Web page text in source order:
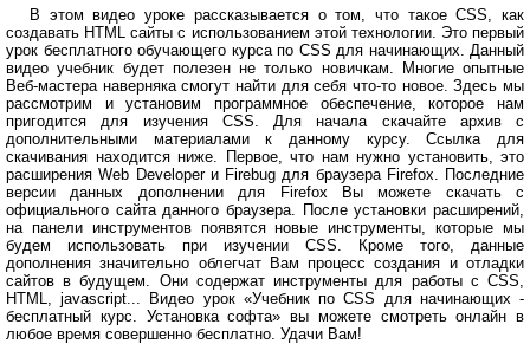
В этом видео уроке рассказывается о том, что такое CSS, как
создавать HTML сайты с использованием этой технологии. Это первый
урок бесплатного обучающего курса по CSS для начинающих. Данный
видео учебник будет полезен не только новичкам. Многие опытные
Веб-мастера наверняка смогут найти для себя что-то новое. Здесь мы
рассмотрим и установим программное обеспечение, которое нам
пригодится для изучения CSS. Для начала скачайте архив с
дополнительными материалами к данному курсу. Ссылка для
скачивания находится ниже. Первое, что нам нужно установить, это
расширения Web Developer и Firebug для браузера Firefox. Последние
версии данных дополнении для Firefox Вы можете скачать с
официального сайта данного браузера. После установки расширений,
на панели инструментов появятся новые инструменты, которые мы
будем использовать при изучении CSS. Кроме того, данные
дополнения значительно облегчат Вам процесс создания и отладки
сайтов в будущем. Они содержат инструменты для работы с CSS,
HTML, javascript... Видео урок «Учебник по CSS для начинающих -
бесплатный курс. Установка софта» вы можете смотреть онлайн в
любое время совершенно бесплатно. Удачи Вам!